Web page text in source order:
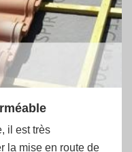
il est très
la mise en route de